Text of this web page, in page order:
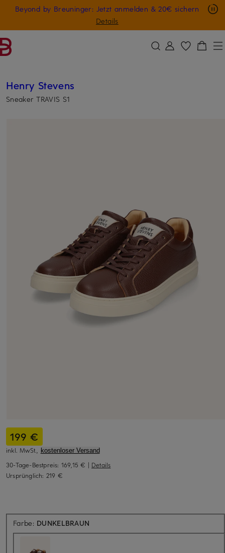
ZUM HAUPTINHALT ÜBERSPRINGEN
Beyond by Breuninger: Jetzt anmelden & 20€ sichern
Details
Nur in der App: -10 € auf digitale Geschenkkarten
GESCHENK20
Henry Stevens
Sneaker TRAVIS S1
199 €
inkl. MwSt., kostenloser Versand
30-Tage-Bestpreis: 169,15 € | Details
Ursprünglich: 219 €
Farbe: DUNKELBRAUN